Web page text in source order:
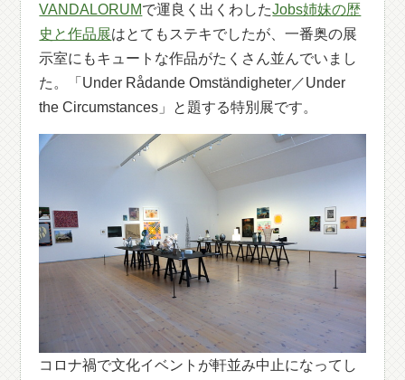
VANDALORUMで運良く出くわしたJobs姉妹の歴
史と作品展はとてもステキでしたが、一番奥の展
示室にもキュートな作品がたくさん並んでいまし
た。「Under Rådande Omständigheter／Under
the Circumstances」と題する特別展です。
コロナ禍で文化イベントが軒並み中止になってし